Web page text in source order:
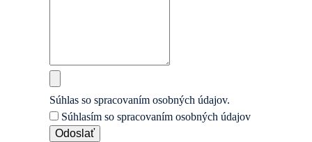
Súhlas so spracovaním osobných údajov.
Súhlasím so spracovaním osobných údajov
Odoslať